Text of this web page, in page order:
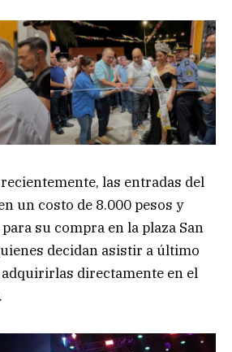
las entradas del
un costo de 8.000 pesos y
su compra en la plaza San
decidan asistir a último
directamente en el